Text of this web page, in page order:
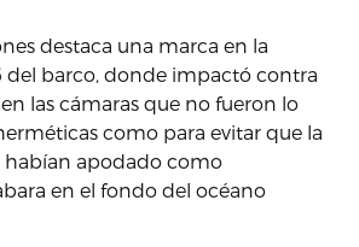
destaca una marca en la
del barco, donde impactó contra
las cámaras que no fueron lo
como para evitar que la
apodado como
en el fondo del océano